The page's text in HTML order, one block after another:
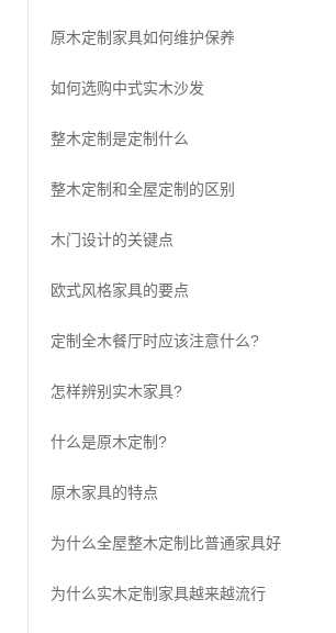
原木定制家具如何维护保养
如何选购中式实木沙发
整木定制是定制什么
整木定制和全屋定制的区别
木门设计的关键点
欧式风格家具的要点
定制全木餐厅时应该注意什么?
怎样辨别实木家具?
什么是原木定制?
原木家具的特点
为什么全屋整木定制比普通家具好
为什么实木定制家具越来越流行